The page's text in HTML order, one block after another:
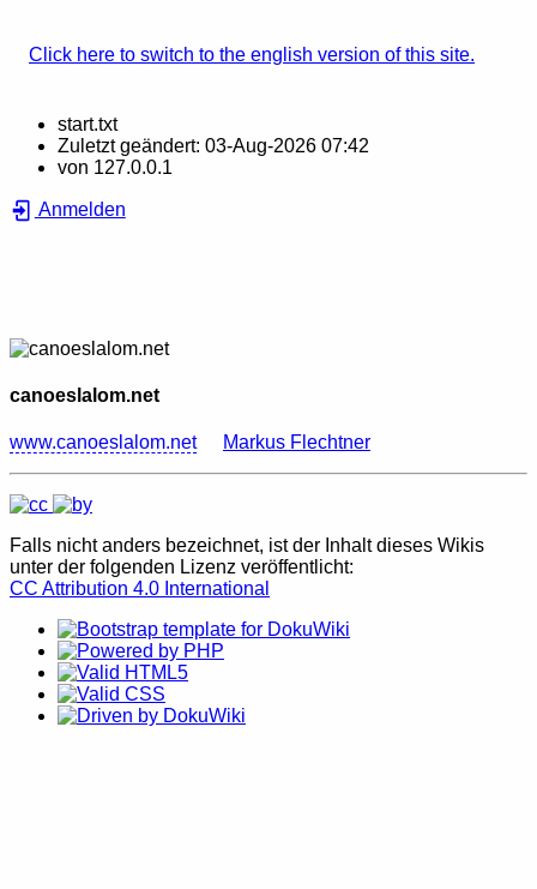
Click here to switch to the english version of this site.
start.txt
Zuletzt geändert: 03-Aug-2026 07:42
von 127.0.0.1
Anmelden
canoeslalom.net
www.canoeslalom.net Markus Flechtner
Falls nicht anders bezeichnet, ist der Inhalt dieses Wikis
unter der folgenden Lizenz veröffentlicht:
CC Attribution 4.0 International